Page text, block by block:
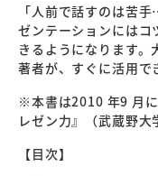
「人前で話すのは苦
ゼンテーションにはコ
きるようになります
著者が、すぐに活用で
※本書は2010 年9 月
レゼン力』（武蔵野大
【目次】